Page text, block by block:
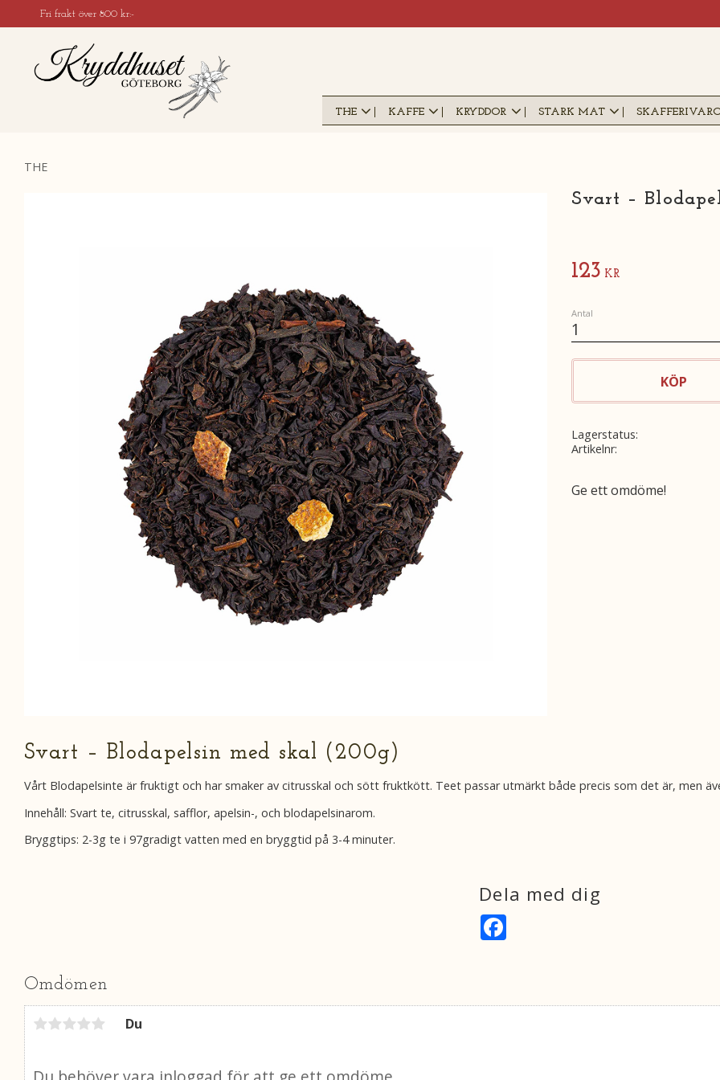
Fri frakt över 800 kr:-
THE KAFFE KRYDDOR STARK MAT
THE
Svart –
123 KR
Antal
KÖP
Lagerstatus
Artikelnr
Ge ett omdöme!
Svart – Blodapelsin med skal (200g)
Vårt Blodapelsinte är fruktigt och har smaker av citrusskal och sött fruktkött. Teet passar utmärkt både precis som det är, men
Innehåll: Svart te, citrusskal, safflor, apelsin-, och blodapelsinarom.
Bryggtips: 2-3g te i 97gradigt vatten med en bryggtid på 3-4 minuter.
Dela med dig
k
Omdömen
Du